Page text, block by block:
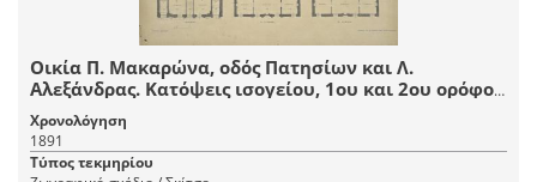
Οικία Π. Μακαρώνα, οδός Πατησίων και Λ.
Αλεξάνδρας. Κατόψεις ισογείου, 1ου και 2ου ορόφου
τριπλοκατοικίας
Χρονολόγηση
1891
Τύπος τεκμηρίου